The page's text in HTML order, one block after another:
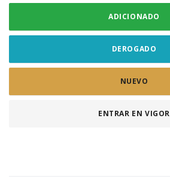
ADICIONADO
DEROGADO
NUEVO
ENTRAR EN VIGOR